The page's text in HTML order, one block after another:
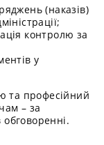
(наказів)
контролю за
у
та професійний
– за
обговоренні.